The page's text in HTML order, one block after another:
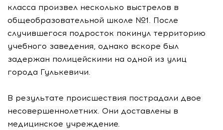
класса произвел несколько выстрелов в
общеобразовательной школе №1. После
случившегося подросток покинул территорию
учебного заведения, однако вскоре был
задержан полицейскими на одной из улиц
города Гулькевичи.
В результате происшествия пострадали двое
несовершеннолетних. Они доставлены в
медицинское учреждение.